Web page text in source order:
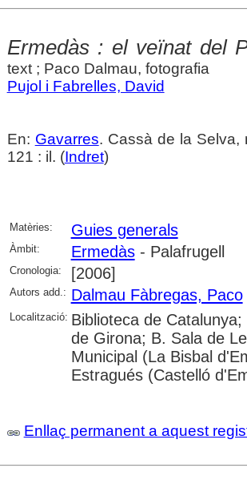
Ermedàs : el veïnat del
text ; Paco Dalmau, fotografia
Pujol i Fabrelles, David
En: Gavarres. Cassà de la Selva,
121 : il. (Indret)
Matèries: Guies generals
Àmbit: Ermedàs- Palafrugell
Cronologia: [2006]
Autors add.: Dalmau Fàbregas, Paco
Localització: Biblioteca de
de Girona; B. Sala de
Municipal (La Bisbal
Estragués (Castelló
Enllaç permanent a aquest